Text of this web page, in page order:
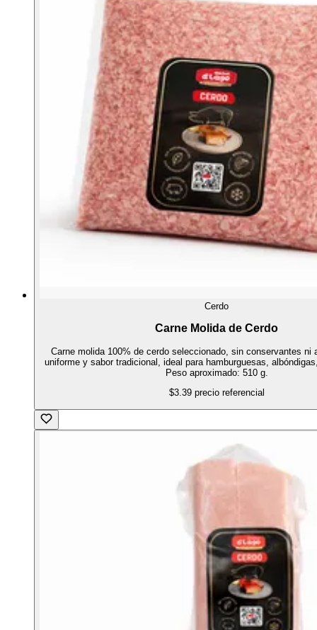
Cerdo
Carne Molida de Cerdo
Carne molida 100% de cerdo seleccionado, sin conservantes ni
uniforme y sabor tradicional, ideal para hamburguesas,
Peso aproximado: 510 g.
$3.39 precio referencial